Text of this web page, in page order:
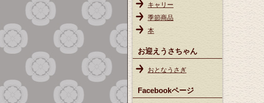
キャリー
季節商品
本
お迎えうさちゃん
おとなうさぎ
Facebookページ